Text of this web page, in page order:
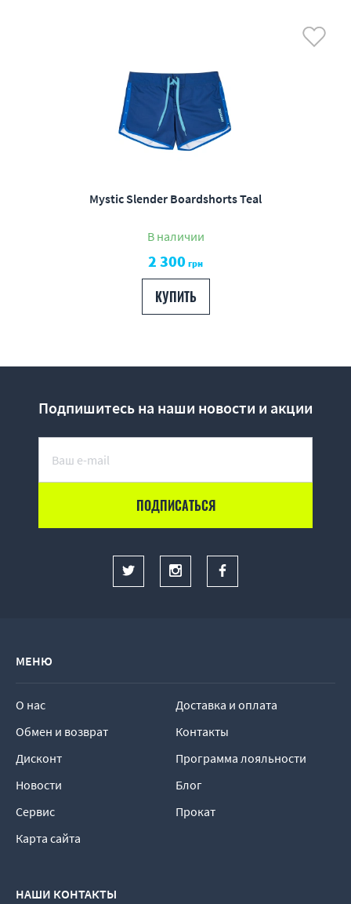
Mystic Slender Boardshorts Teal
В наличии
2 300 грн
КУПИТЬ
Подпишитесь на наши новости и акции
МЕНЮ
О нас
Доставка и оплата
Обмен и возврат
Контакты
Дисконт
Программа лояльности
Новости
Блог
Сервис
Прокат
Карта сайта
НАШИ КОНТАКТЫ